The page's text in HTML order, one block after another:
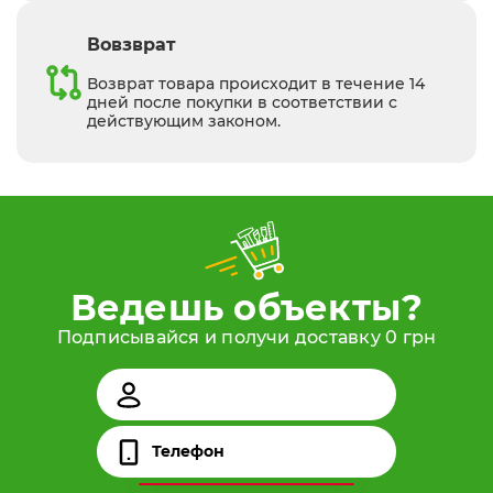
Вовзврат
Возврат товара происходит в течение 14
дней после покупки в соответствии с
действующим законом.
Ведешь объекты?
Подписывайся и получи доставку 0 грн